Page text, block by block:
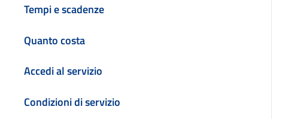
Tempi e scadenze
Quanto costa
Accedi al servizio
Condizioni di servizio